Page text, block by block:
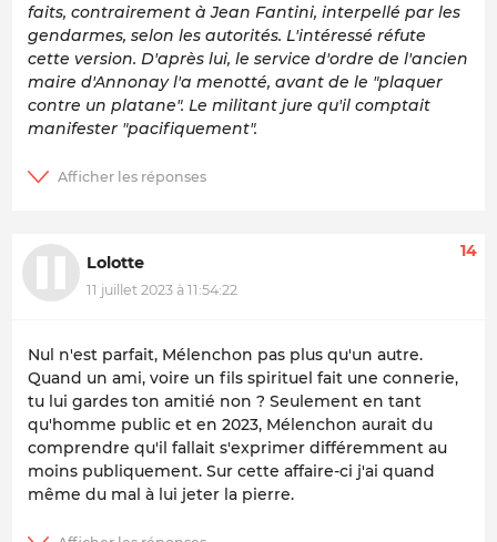
faits, contrairement à Jean Fantini, interpellé par les
gendarmes, selon les autorités. L'intéressé réfute
cette version. D'après lui, le service d'ordre de l'ancien
maire d'Annonay l'a menotté, avant de le "plaquer
contre un platane". Le militant jure qu'il comptait
manifester "pacifiquement".
Lolotte
11 juillet 2023 à 11:54:22
14
Nul n'est parfait, Mélenchon pas plus qu'un autre.
Quand un ami, voire un fils spirituel fait une connerie,
tu lui gardes ton amitié non ? Seulement en tant
qu'homme public et en 2023, Mélenchon aurait du
comprendre qu'il fallait s'exprimer différemment au
moins publiquement. Sur cette affaire-ci j'ai quand
même du mal à lui jeter la pierre.